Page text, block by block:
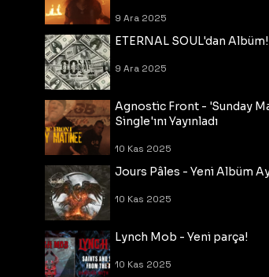
9 Ara 2025
ETERNAL SOUL'dan Albüm!
9 Ara 2025
Agnostic Front - 'Sunday
Single'ını Yayınladı
10 Kas 2025
Jours Pâles - Yeni Albüm
10 Kas 2025
Lynch Mob - Yeni parça!
10 Kas 2025